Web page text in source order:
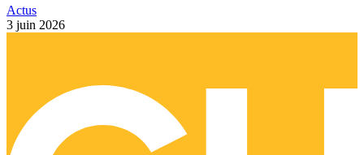
Actus
3 juin 2026